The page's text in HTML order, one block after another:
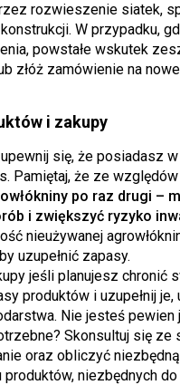
rozwieszenie siatek,
W przypadku,
powstałe wskutek
złóż zamówienie na
i zakupy
się, że posiadasz
Pamiętaj, że ze
po raz drugi –
i zwiększyć ryzyko
nieużywanej
uzupełnić zapasy.
jeśli planujesz chronić
produktów i uzupełnij je,
Nie jesteś pewien
Skonsultuj się ze
oraz obliczyć
niezbędnych